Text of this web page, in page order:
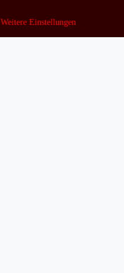
Weitere Einstellungen